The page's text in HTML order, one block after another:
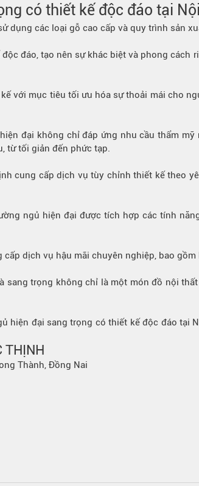
có thiết kế độc đáo tại
dụng các loại gỗ cao cấp và quy trình sản
đáo, tạo nên sự khác biệt và phong
với mục tiêu tối ưu hóa sự thoải mái cho
đại không chỉ đáp ứng nhu cầu thẩm
từ tối giản đến phức tạp.
cung cấp dịch vụ tùy chỉnh thiết kế theo
ngủ hiện đại được tích hợp các tính
dịch vụ hậu mãi chuyên nghiệp, bao
sang trọng không chỉ là một món đồ nội
hiện đại sang trọng có thiết kế độc đáo
THỊNH
Thành, Đồng Nai